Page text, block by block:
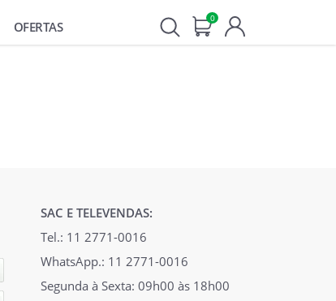
OFERTAS
0
SAC E TELEVENDAS:
Tel.: 11 2771-0016
WhatsApp.: 11 2771-0016
Segunda à Sexta: 09h00 às 18h00